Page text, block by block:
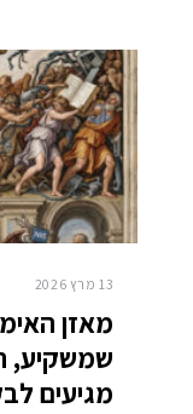
13 מרץ 2026
מאזן
שמשקיע,
מגיעים